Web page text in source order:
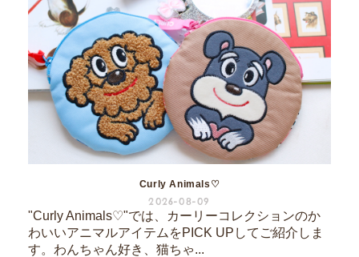
Curly Animals♡
2026-08-09
"Curly Animals♡"では、カーリーコレクションのか
わいいアニマルアイテムをPICK UPしてご紹介しま
す。わんちゃん好き、猫ちゃ...